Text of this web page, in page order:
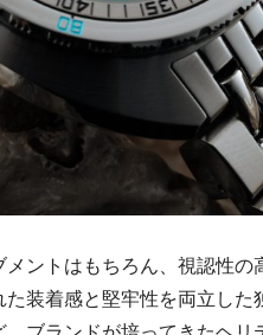
ントはもちろん、視認性
装着感と堅牢性を両立し